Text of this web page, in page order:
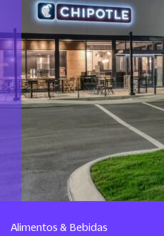
Alimentos & Bebidas